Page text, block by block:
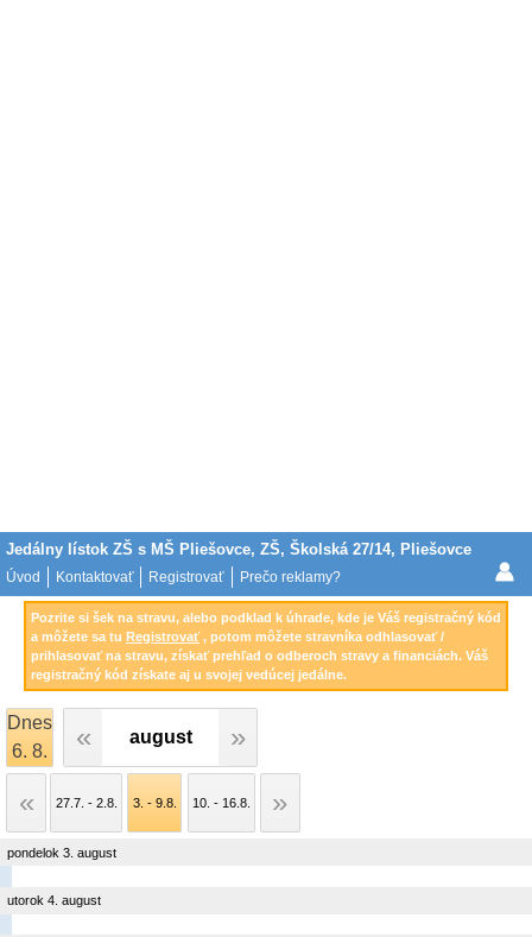
Jedálny lístok ZŠ s MŠ Pliešovce, ZŠ, Školská 27/14, Pliešovce
Úvod Kontaktovať Registrovať Prečo reklamy?
Pozrite si šek na stravu, alebo podklad k úhrade, kde je Váš registračný kód
a môžete sa tu Registrovať, potom môžete stravníka odhlasovať /
prihlasovať na stravu, získať prehľad o odberoch stravy a financiách. Váš
registračný kód získate aj u svojej vedúcej jedálne.
Dnes
6. 8.
august
27.7. - 2.8. 3. - 9.8. 10. - 16.8.
pondelok 3. august
utorok 4. august